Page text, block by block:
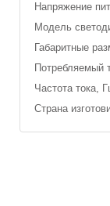
Напряжение
Модель
Габаритные
Потребляемый
Частота тока,
Страна